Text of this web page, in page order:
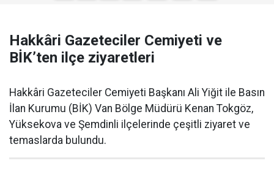
Hakkâri Gazeteciler Cemiyeti ve
BİK’ten ilçe ziyaretleri
Hakkâri Gazeteciler Cemiyeti Başkanı Ali Yiğit ile Basın
İlan Kurumu (BİK) Van Bölge Müdürü Kenan Tokgöz,
Yüksekova ve Şemdinli ilçelerinde çeşitli ziyaret ve
temaslarda bulundu.